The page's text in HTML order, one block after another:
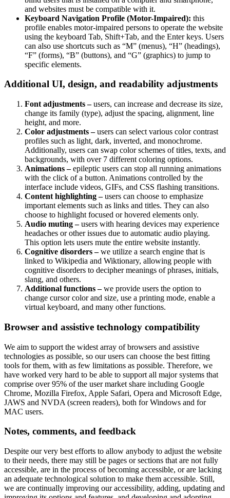
and websites must be compatible with it.
Keyboard Navigation Profile (Motor-Impaired): this
profile enables motor-impaired persons to operate the website
using the keyboard Tab, Shift+Tab, and the Enter keys. Users
can also use shortcuts such as “M” (menus), “H” (headings),
“F” (forms), “B” (buttons), and “G” (graphics) to jump to
specific elements.
Additional UI, design, and readability adjustments
Font adjustments –users, can increase and decrease its size,
change its family (type), adjust the spacing, alignment, line
height, and more.
Color adjustments –users can select various color contrast
profiles such as light, dark, inverted, and monochrome.
Additionally, users can swap color schemes of titles, texts, and
backgrounds, with over 7 different coloring options.
Animations –epileptic users can stop all running animations
with the click of a button. Animations controlled by the
interface include videos, GIFs, and CSS flashing transitions.
Content highlighting –users can choose to emphasize
important elements such as links and titles. They can also
choose to highlight focused or hovered elements only.
Audio muting –users with hearing devices may experience
headaches or other issues due to automatic audio playing.
This option lets users mute the entire website instantly.
Cognitive disorders –we utilize a search engine that is
linked to Wikipedia and Wiktionary, allowing people with
cognitive disorders to decipher meanings of phrases, initials,
slang, and others.
Additional functions –we provide users the option to
change cursor color and size, use a printing mode, enable a
virtual keyboard, and many other functions.
Browser and assistive technology compatibility
We aim to support the widest array of browsers and assistive
technologies as possible, so our users can choose the best fitting
tools for them, with as few limitations as possible. Therefore, we
have worked very hard to be able to support all major systems that
comprise over 95% of the user market share including Google
Chrome, Mozilla Firefox, Apple Safari, Opera and Microsoft Edge,
JAWS and NVDA (screen readers), both for Windows and for
MAC users.
Notes, comments, and feedback
Despite our very best efforts to allow anybody to adjust the website
to their needs, there may still be pages or sections that are not fully
accessible, are in the process of becoming accessible, or are lacking
an adequate technological solution to make them accessible. Still,
we are continually improving our accessibility, adding, updating and